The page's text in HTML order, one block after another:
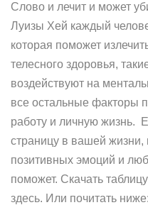
Слово и лечит и может
Луизы Хей каждый
которая поможет
телесного здоровья,
воздействуют на
все остальные факторы
работу и личную жизнь.
страницу в вашей жизни,
позитивных эмоций и
поможет. Скачать
здесь. Или почитать ниже: